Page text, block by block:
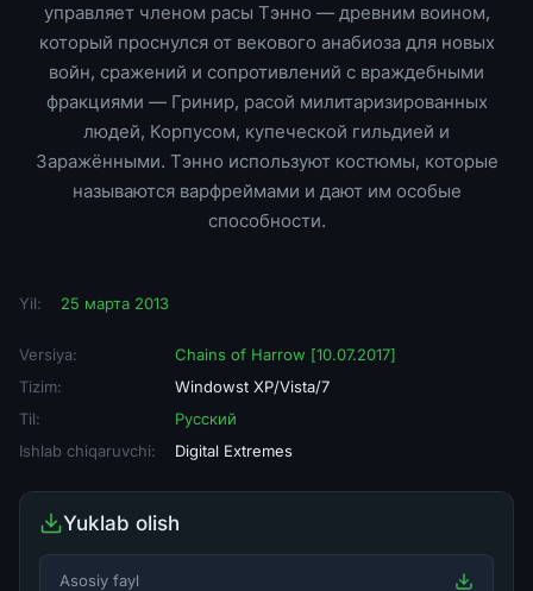
управляет членом расы Тэнно — древним воином,
который проснулся от векового анабиоза для новых
войн, сражений и сопротивлений с враждебными
фракциями — Гринир, расой милитаризированных
людей, Корпусом, купеческой гильдией и
Заражёнными. Тэнно используют костюмы, которые
называются варфреймами и дают им особые
способности.
Yil: 25 марта 2013
Versiya:
Chains of Harrow [10.07.2017]
Tizim:
Windowst XP/Vista/7
Til:
Русский
Ishlab chiqaruvchi:
Digital Extremes
Yuklab olish
Asosiy fayl